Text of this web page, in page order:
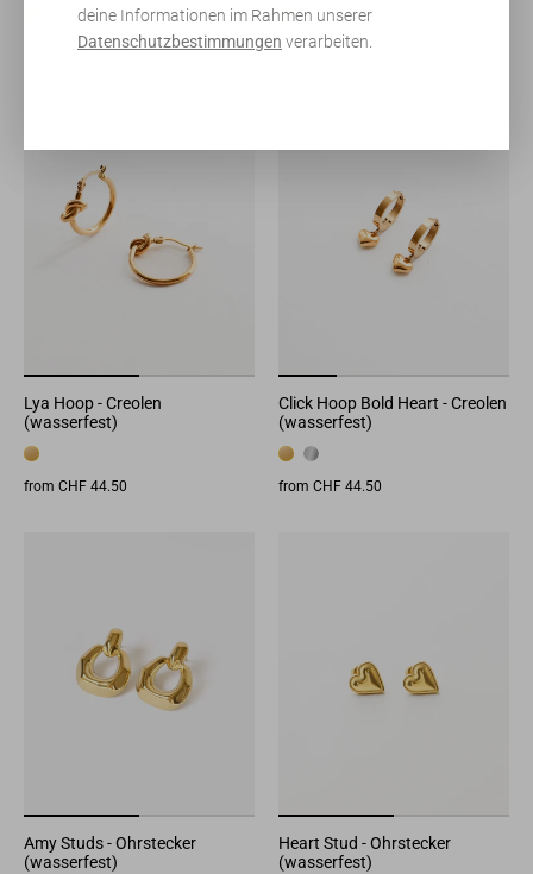
deine Informationen im Rahmen unserer
Datenschutzbestimmungen verarbeiten.
from CHF 49.50 from CHF 39.50
Lya Hoop - Creolen
(wasserfest)
from CHF 44.50
Click Hoop Bold Heart - Creolen
(wasserfest)
from CHF 44.50
Amy Studs - Ohrstecker
(wasserfest)
Heart Stud - Ohrstecker
(wasserfest)